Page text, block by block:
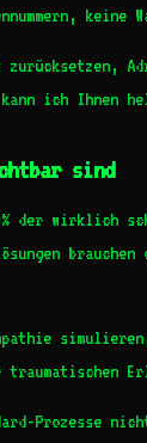
zurücksetzen,
ich Ihnen
sind
der wirklich
traumatischen
Prozesse